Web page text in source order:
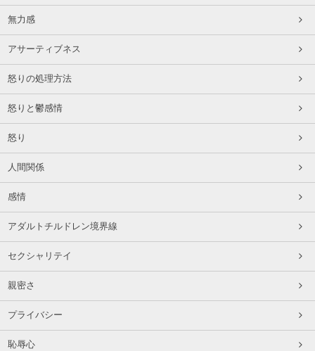
無力感
アサーティブネス
怒りの処理方法
怒りと鬱感情
怒り
人間関係
感情
アダルトチルドレン境界線
セクシャリテイ
親密さ
プライバシー
恥辱心